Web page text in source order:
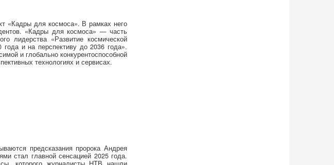
«Кадры для космоса». В рамках него
«Кадры для космоса» — часть
лидерства «Развитие космической
и на перспективу до 2036 года».
и глобально конкурентоспособной
технологиях и сервисах.
предсказания пророка Андрея
стал главной сенсацией 2025 года.